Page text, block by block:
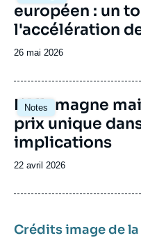
européen : un
l'accélération
Date
publication
26 mai 2026
Notes
Image
principale
L’Allemagne
prix unique
implications
Date
publication
22 avril 2026
Crédits image de